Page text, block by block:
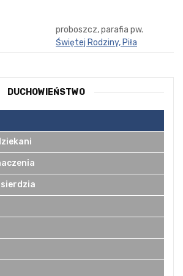
proboszcz, parafia pw.
Świętej Rodziny, Piła
DUCHOWIEŃSTWO